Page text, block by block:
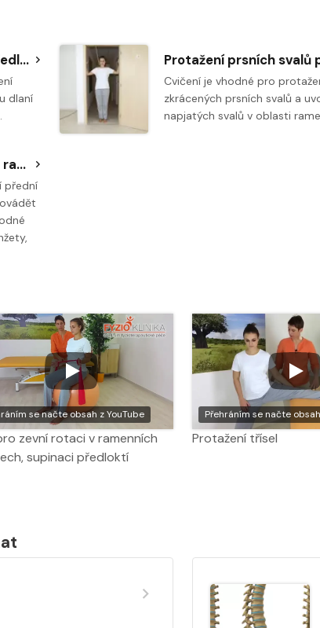
Protažení supinátorů předloktí
dlaní
Cvičení je vhodné pro
zkrácených prsních svalů a
napjatých svalů v oblasti
Protažení přední strany ramene
přední
se načte obsah z YouTube
zevní rotaci v ramenních
supinaci předloktí
Přehráním se načte
Protažení třísel